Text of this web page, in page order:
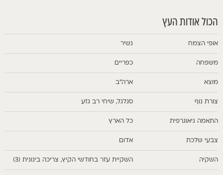
הכול אודות העץ
אופי הצמח נשיר
משפחה כפריים
מוצא ארה"ב
צורת נוף סגלגל, שיחי רב גזע
התאמה גיאוגרפית כל הארץ
צבעי שלכת אדום
השקיה השקיית עזר בחודשי הקיץ, צריכה בינונית (3)